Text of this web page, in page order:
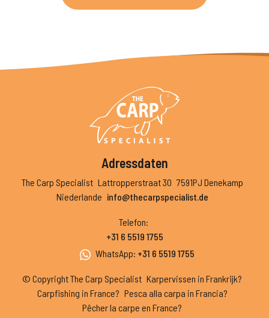
Adressdaten
The Carp Specialist Lattropperstraat 30 7591PJ Denekamp
Niederlande info@thecarpspecialist.de
Telefon:
+31 6 5519 1755
WhatsApp: +31 6 5519 1755
© Copyright The Carp Specialist Karpervissen in Frankrijk?
Carpfishing in France? Pesca alla carpa in Francia?
Pêcher la carpe en France?